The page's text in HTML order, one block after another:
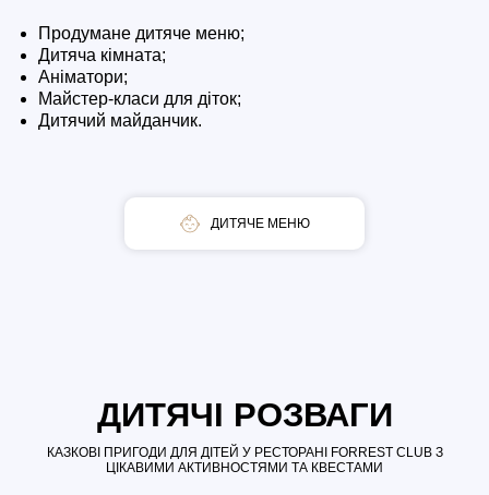
Продумане дитяче меню;
Дитяча кімната;
Аніматори;
Майстер-класи для діток;
Дитячий майданчик.
ДИТЯЧЕ МЕНЮ
ДИТЯЧІ РОЗВАГИ
КАЗКОВІ ПРИГОДИ ДЛЯ ДІТЕЙ У РЕСТОРАНІ FORREST CLUB З
ЦІКАВИМИ АКТИВНОСТЯМИ ТА КВЕСТАМИ